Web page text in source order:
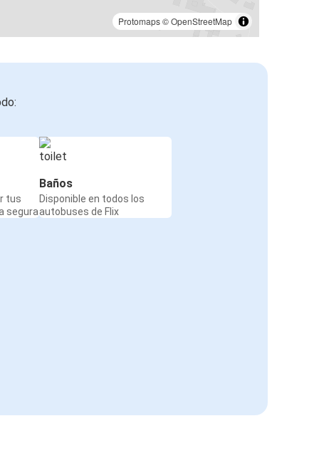
Protomaps©OpenStreetMap
tus
segura
Baños
Disponible en todos los
autobuses de Flix